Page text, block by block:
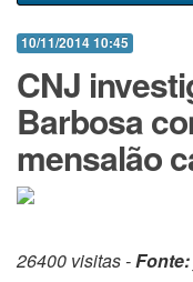
10/11/2014 10:45
CNJ
Barbosa
mensalão
26400 visitas -Fonte: